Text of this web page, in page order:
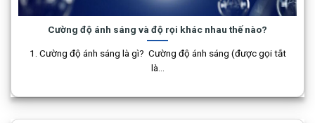
Cường độ ánh sáng và độ rọi khác nhau thế nào?
1. Cường độ ánh sáng là gì? Cường độ ánh sáng (được gọi tắt
là...